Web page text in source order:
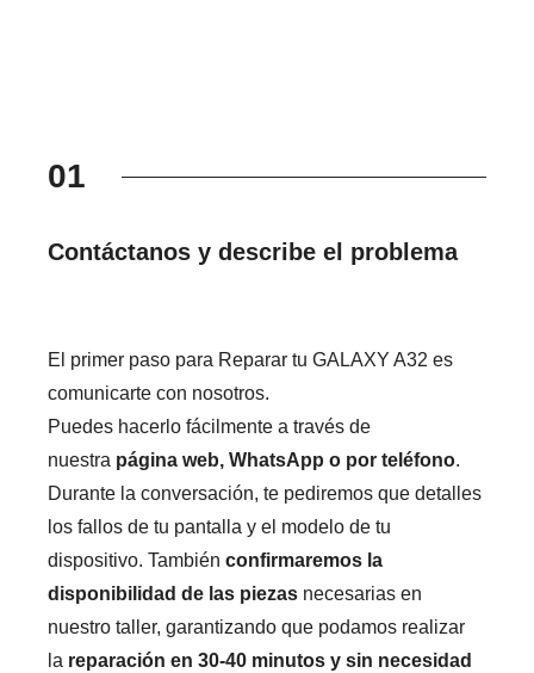
01
Contáctanos y describe el problema
El primer paso para Reparar tu GALAXY A32 es
comunicarte con nosotros.
Puedes hacerlo fácilmente a través de
nuestra página web, WhatsApp o por teléfono.
Durante la conversación, te pediremos que detalles
los fallos de tu pantalla y el modelo de tu
dispositivo. Tambiénconfirmaremos la
disponibilidad de las piezas necesarias en
nuestro taller, garantizando que podamos realizar
la reparación en 30-40 minutos y sin necesidad